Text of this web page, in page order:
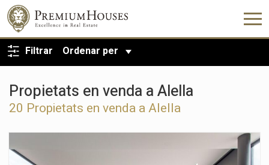
Filtrar Ordenar per
Propietats en venda a Alella
20 Propietats en venda a Alella
TORNA A LA CERCA